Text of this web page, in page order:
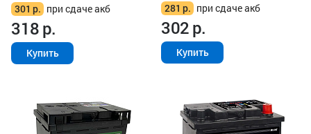
301 р. при сдаче акб
318р.
Купить
281 р. при сдаче акб
302р.
Купить